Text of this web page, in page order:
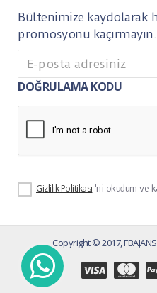
Bültenimize kaydolarak
promosyonu kaçırmayın.
DOĞRULAMA KODU
Gizlilik Politikası 'ni okudum ve
Copyright © 2017,